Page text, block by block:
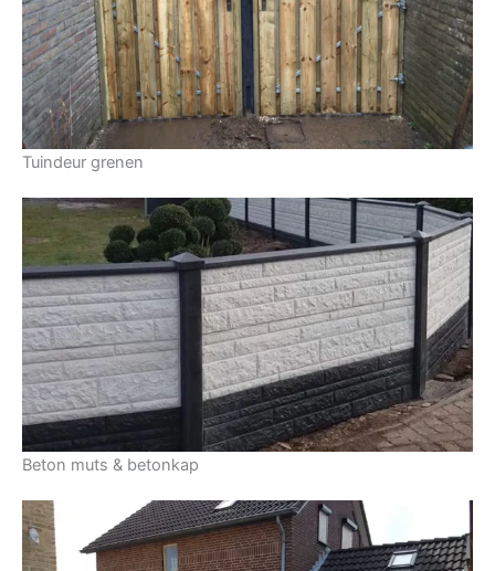
Tuindeur grenen
Beton muts & betonkap